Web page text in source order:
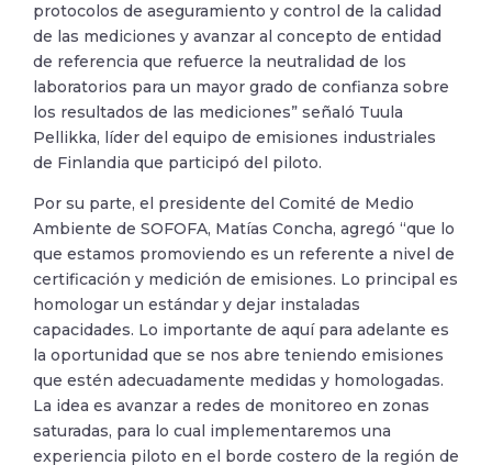
protocolos de aseguramiento y control de la calidad
de las mediciones y avanzar al concepto de entidad
de referencia que refuerce la neutralidad de los
laboratorios para un mayor grado de confianza sobre
los resultados de las mediciones” señaló Tuula
Pellikka, líder del equipo de emisiones industriales
de Finlandia que participó del piloto.
Por su parte, el presidente del Comité de Medio
Ambiente de SOFOFA, Matías Concha, agregó “que lo
que estamos promoviendo es un referente a nivel de
certificación y medición de emisiones. Lo principal es
homologar un estándar y dejar instaladas
capacidades. Lo importante de aquí para adelante es
la oportunidad que se nos abre teniendo emisiones
que estén adecuadamente medidas y homologadas.
La idea es avanzar a redes de monitoreo en zonas
saturadas, para lo cual implementaremos una
experiencia piloto en el borde costero de la región de